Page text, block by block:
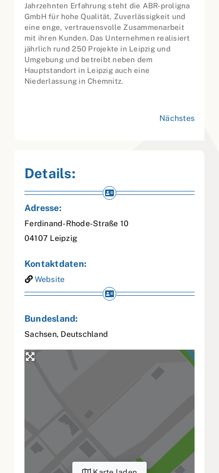
Jahrzehnten Erfahrung steht die ABR-proligna
GmbH für hohe Qualität, Zuverlässigkeit und
eine enge, vertrauensvolle Zusammenarbeit
mit ihren Kunden. Das Unternehmen realisiert
jährlich rund 250 Projekte in Leipzig und
Umgebung und betreibt neben dem
Hauptstandort in Leipzig auch eine
Niederlassung in Chemnitz.
Nächstes
Details:
Adresse:
Ferdinand-Rhode-Straße 10
04107 Leipzig
Kontaktdaten:
Website
Bundesland:
Sachsen, Deutschland